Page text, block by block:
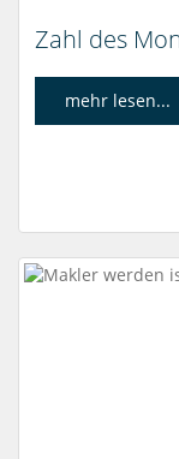
Zahl des
mehr lesen...